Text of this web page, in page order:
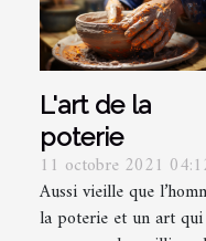
L'art de la
poterie
11 octobre 2021
Aussi vieille que
la poterie et un art